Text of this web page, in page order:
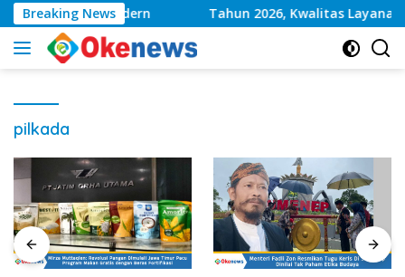
Langsung
ke
konten
Breaking News
Makin Modern Tahun 2026, Kwalitas Layanan
pilkada